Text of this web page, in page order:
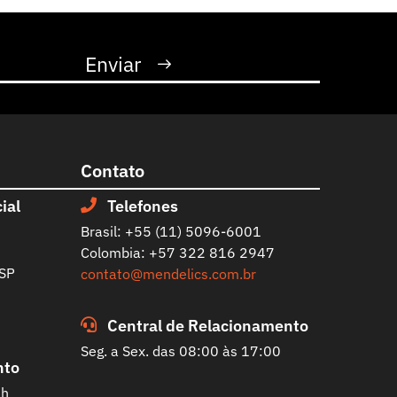
Contato
Telefones
Brasil: +55 (11) 5096-6001
Colombia: +57 322 816 2947
contato@mendelics.com.br
Central de Relacionamento
Seg. a Sex. das 08:00 às 17:00